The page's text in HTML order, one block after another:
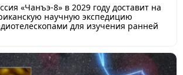
«Чанъэ-8» в 2029 году доставит на
научную экспедицию
для изучения ранней